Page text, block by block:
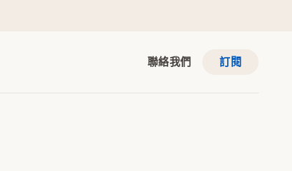
聯絡我們 訂閱